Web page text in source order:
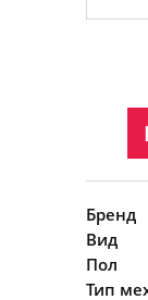
Бренд
Вид
Пол
Тип